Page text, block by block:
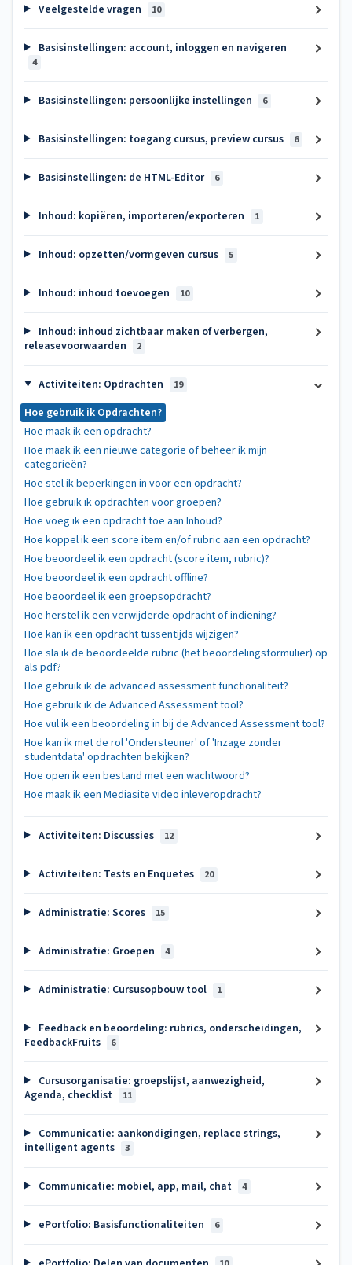
Veelgestelde vragen 10
Basisinstellingen: account, inloggen en navigeren
4
Basisinstellingen: persoonlijke instellingen 6
Basisinstellingen: toegang cursus, preview cursus 6
Basisinstellingen: de HTML-Editor 6
Inhoud: kopiëren, importeren/exporteren 1
Inhoud: opzetten/vormgeven cursus 5
Inhoud: inhoud toevoegen 10
Inhoud: inhoud zichtbaar maken of verbergen,
releasevoorwaarden
2
Activiteiten: Opdrachten 19
Hoe gebruik ik Opdrachten?
Hoe maak ik een opdracht?
Hoe maak ik een nieuwe categorie of beheer ik mijn
categorieën?
Hoe stel ik beperkingen in voor een opdracht?
Hoe gebruik ik opdrachten voor groepen?
Hoe voeg ik een opdracht toe aan Inhoud?
Hoe koppel ik een score item en/of rubric aan een opdracht?
Hoe beoordeel ik een opdracht (score item, rubric)?
Hoe beoordeel ik een opdracht offline?
Hoe beoordeel ik een groepsopdracht?
Hoe herstel ik een verwijderde opdracht of indiening?
Hoe kan ik een opdracht tussentijds wijzigen?
Hoe sla ik de beoordeelde rubric (het beoordelingsformulier) op
als pdf?
Hoe gebruik ik de advanced assessment functionaliteit?
Hoe gebruik ik de Advanced Assessment tool?
Hoe vul ik een beoordeling in bij de Advanced Assessment tool?
Hoe kan ik met de rol 'Ondersteuner' of 'Inzage zonder
studentdata' opdrachten bekijken?
Hoe open ik een bestand met een wachtwoord?
Hoe maak ik een Mediasite video inleveropdracht?
Activiteiten: Discussies 12
Activiteiten: Tests en Enquetes 20
Administratie: Scores 15
Administratie: Groepen 4
Administratie: Cursusopbouw tool 1
Feedback en beoordeling: rubrics, onderscheidingen,
FeedbackFruits
6
Cursusorganisatie: groepslijst, aanwezigheid,
Agenda, checklist
11
Communicatie: aankondigingen, replace strings,
intelligent agents
3
Communicatie: mobiel, app, mail, chat 4
ePortfolio: Basisfunctionaliteiten 6